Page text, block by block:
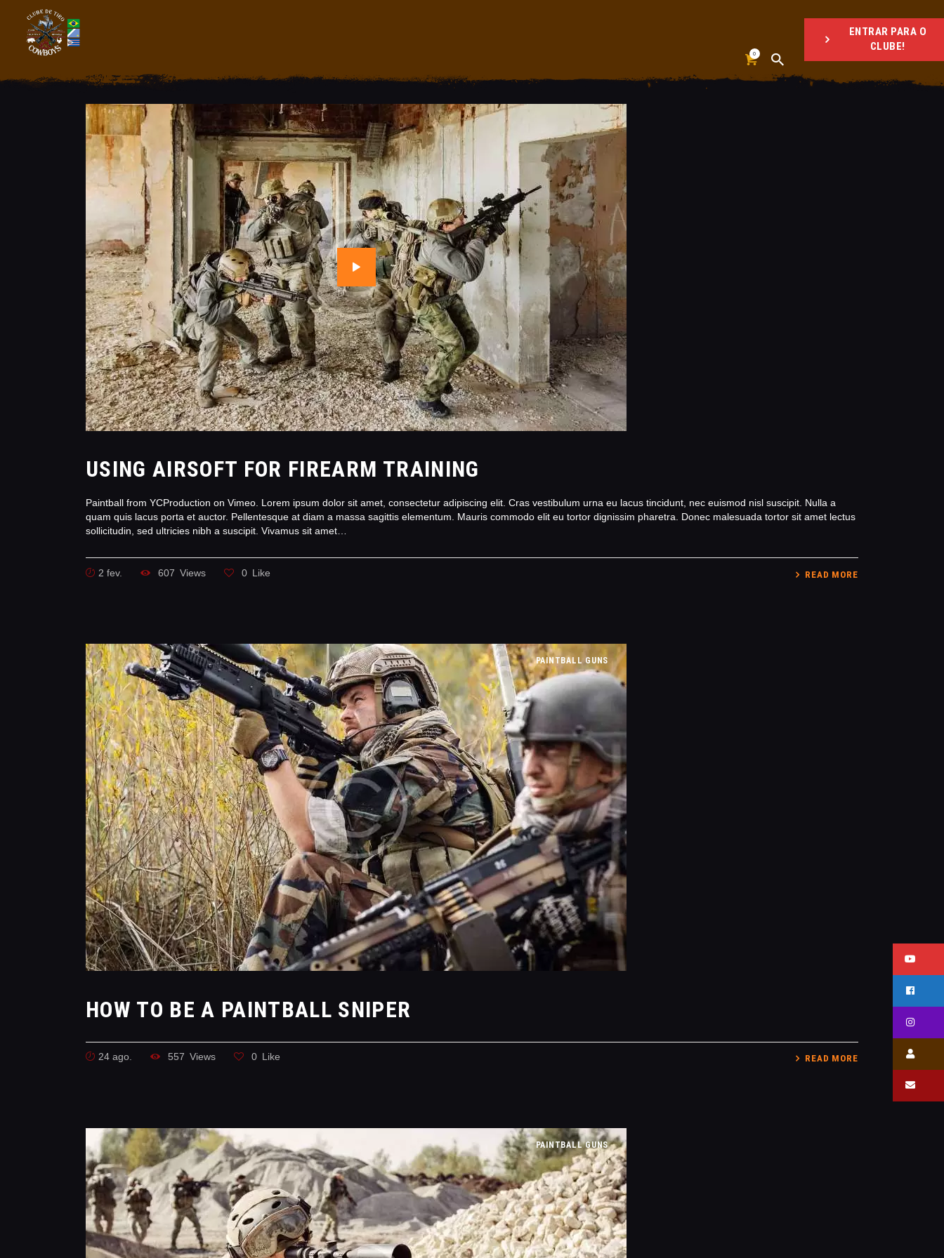
0
ENTRAR PARA O
CLUBE!
CALENDÁRIO E
CAMPEONATOS 2025
INSCRIÇÃO
MÍDIA
LOJA
AS VANTAGENS DE SER
SÓCIO
APOIO AOS CACS
ÁREA TÉCNICA
CATÁLAGOS
COMPETIÇOES
NORMAS EB
AQUI
RANKING
CERTIFICADO DE CURSOS
E PARTICIPAÇÃO
MANEJO DO JAVALI
TROCAS E DEVOLUÇÕES
ÁREA PRIVADA
PAINTBALL GUNS
USING AIRSOFT FOR FIREARM TRAINING
Paintball from YCProduction on Vimeo. Lorem ipsum dolor sit amet, consectetur adipiscing elit. Cras vestibulum urna eu lacus tincidunt, nec euismod nisl suscipit. Nulla a
quam quis lacus porta et auctor. Pellentesque at diam a massa sagittis elementum. Mauris commodo elit eu tortor dignissim pharetra. Donec malesuada tortor sit amet lectus
sollicitudin, sed ultricies nibh a suscipit. Vivamus sit amet…
2 fev. 607 Views 0 Like READ MORE
PAINTBALL GUNS
HOW TO BE A PAINTBALL SNIPER
24 ago. 557 Views 0 Like READ MORE
PAINTBALL GUNS